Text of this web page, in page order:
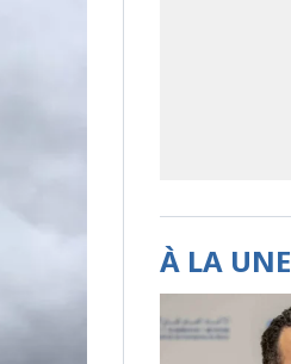
À LA UNE